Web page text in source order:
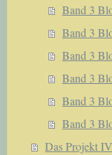
Band 3
Band 3
Band 3
Band 3
Band 3
Band 3
Das Projekt IV